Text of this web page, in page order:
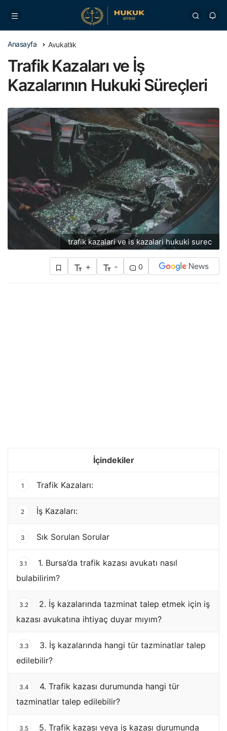
Anasayfa Avukatlık
Trafik Kazaları ve İş
Kazalarının Hukuki Süreçleri
trafik kazalari ve is kazalari hukuki surec
+ - 0
İçindekiler
1 Trafik Kazaları:
2 İş Kazaları:
3 Sık Sorulan Sorular
3.1
1. Bursa’da trafik kazası avukatı nasıl
bulabilirim?
3.2
2. İş kazalarında tazminat talep etmek için iş
kazası avukatına ihtiyaç duyar mıyım?
3.3
3. İş kazalarında hangi tür tazminatlar talep
edilebilir?
3.4
4. Trafik kazası durumunda hangi tür
tazminatlar talep edilebilir?
3.5
5. Trafik kazası veya iş kazası durumunda